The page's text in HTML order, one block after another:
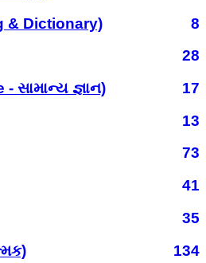
& Dictionary)
8
28
સામાન્ય જ્ઞાન)
17
13
73
41
35
134